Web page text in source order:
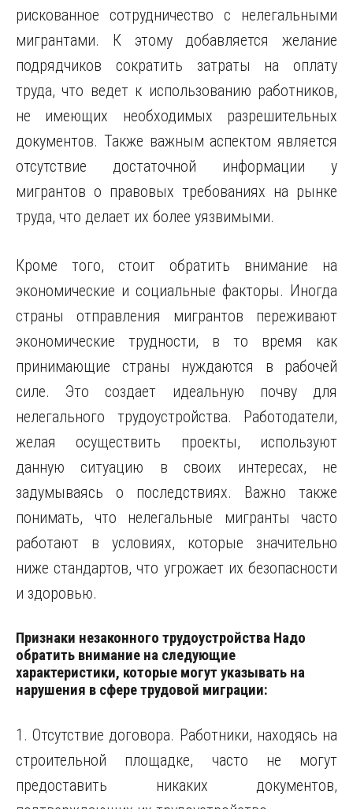
рискованное сотрудничество с нелегальными
мигрантами. К этому добавляется желание
подрядчиков сократить затраты на оплату
труда, что ведет к использованию работников,
не имеющих необходимых разрешительных
документов. Также важным аспектом является
отсутствие достаточной информации у
мигрантов о правовых требованиях на рынке
труда, что делает их более уязвимыми.
Кроме того, стоит обратить внимание на
экономические и социальные факторы. Иногда
страны отправления мигрантов переживают
экономические трудности, в то время как
принимающие страны нуждаются в рабочей
силе. Это создает идеальную почву для
нелегального трудоустройства. Работодатели,
желая осуществить проекты, используют
данную ситуацию в своих интересах, не
задумываясь о последствиях. Важно также
понимать, что нелегальные мигранты часто
работают в условиях, которые значительно
ниже стандартов, что угрожает их безопасности
и здоровью.
Признаки незаконного трудоустройства Надо
обратить внимание на следующие
характеристики, которые могут указывать на
нарушения в сфере трудовой миграции:
1. Отсутствие договора. Работники, находясь на
строительной площадке, часто не могут
предоставить никаких документов,